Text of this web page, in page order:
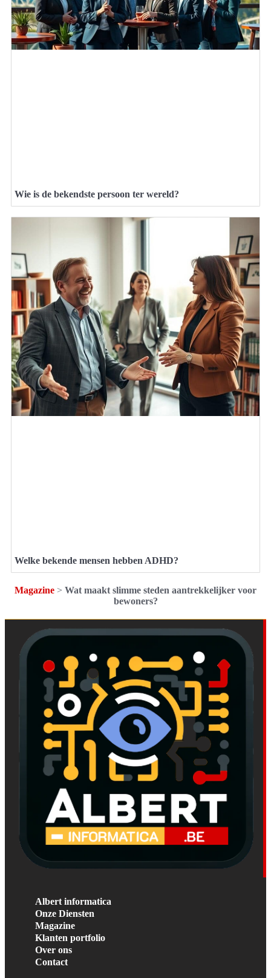
Wie is de bekendste persoon ter wereld?
Welke bekende mensen hebben ADHD?
Magazine > Wat maakt slimme steden aantrekkelijker voor
bewoners?
Albert informatica
Onze Diensten
Magazine
Klanten portfolio
Over ons
Contact